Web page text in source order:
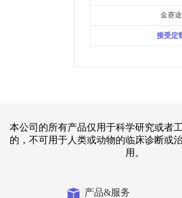
金赛途
接受定
本公司的所有产品仅用于科学研究或者
的，不可用于人类或动物的临床诊断或
用。
产品&服务